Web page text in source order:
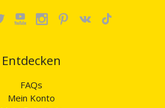
Entdecken
FAQs
Mein Konto